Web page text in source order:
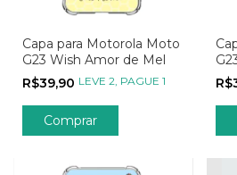
Capa para Motorola Moto
G23 Wish Amor de Mel
R$39,90 LEVE 2, PAGUE 1
Comprar